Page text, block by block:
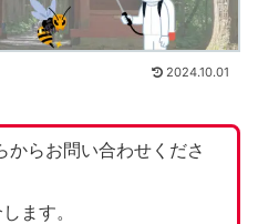
2024.10.01
からお問い合わせくださ
ます。